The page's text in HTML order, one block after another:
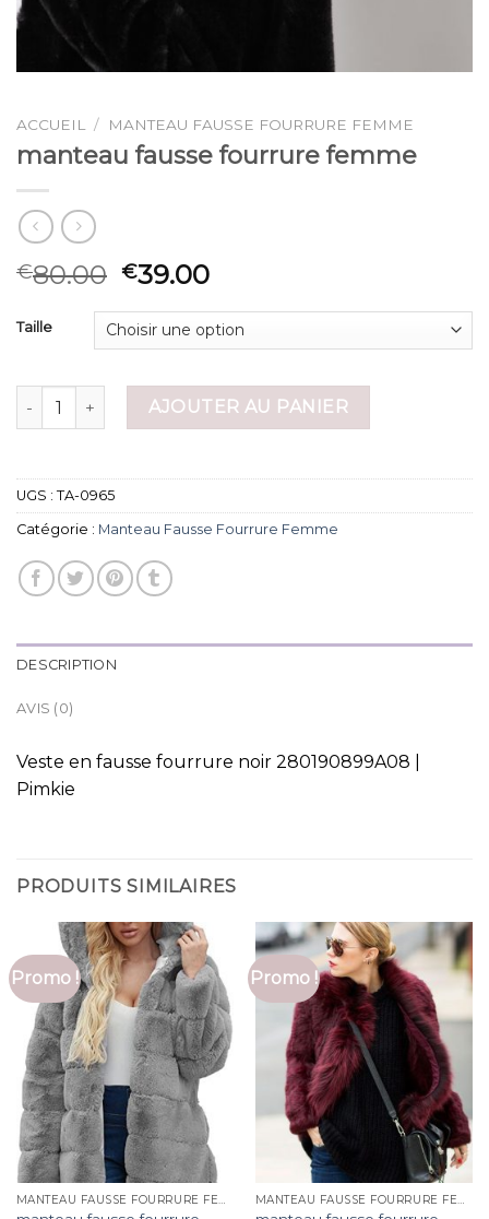
ACCUEIL / MANTEAU FAUSSE FOURRURE FEMME
manteau fausse fourrure femme
€80.00 €39.00
Taille
quantité de manteau fausse fourrure femme
AJOUTER AU PANIER
UGS : TA-0965
Catégorie : Manteau Fausse Fourrure Femme
DESCRIPTION
AVIS (0)
Veste en fausse fourrure noir 280190899A08 |
Pimkie
PRODUITS SIMILAIRES
Promo !
MANTEAU FAUSSE FOURRURE FEMME
Promo !
MANTEAU FAUSSE FOURRURE FEMME